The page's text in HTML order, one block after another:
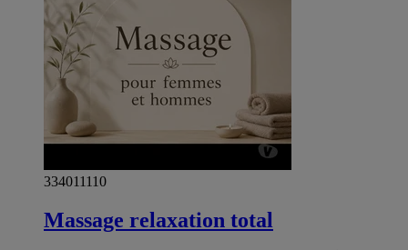
334011110
Massage relaxation total